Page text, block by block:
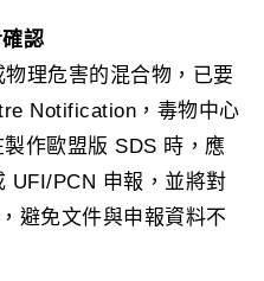
認
理危害的混合物，已要
Notification，毒物中心
作歐盟版 SDS 時，應
UFI/PCN 申報，並將對
避免文件與申報資料不